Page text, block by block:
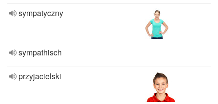
sympatyczny
sympathisch
przyjacielski